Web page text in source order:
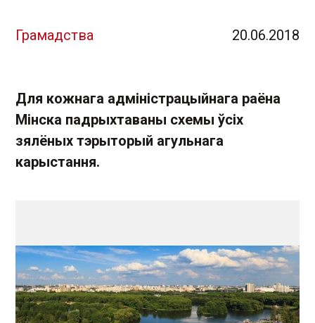
Грамадства 20.06.2018
Для кожнага адміністрацыйнага раёна
Мінска падрыхтаваны схемы ўсіх
зялёных тэрыторый агульнага
карыстання.